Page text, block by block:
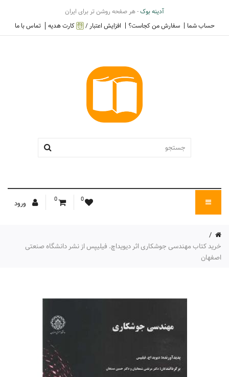
آدینه بوک- هر صفحه روشن تر برای ایران
حساب شما
سفارش من کجاست؟ افزایش اعتبار / کارت هدیه تماس با ما
0
0 ورود
خرید کتاب مهندسی جوشکاری اثر دیویداچ. فیلیپس از نشر دانشگاه صنعتی
اصفهان